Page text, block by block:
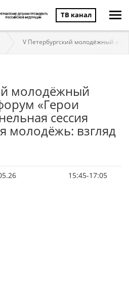
ТВ канал
V Петербургский молодёжный
молодёжный
«Герои
сессия
молодёжь: взгляд
15:45-17:05